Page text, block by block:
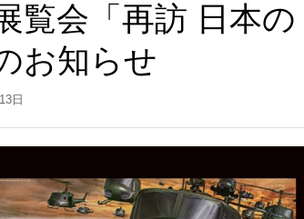
覧会「再訪 日本の
お知らせ
日